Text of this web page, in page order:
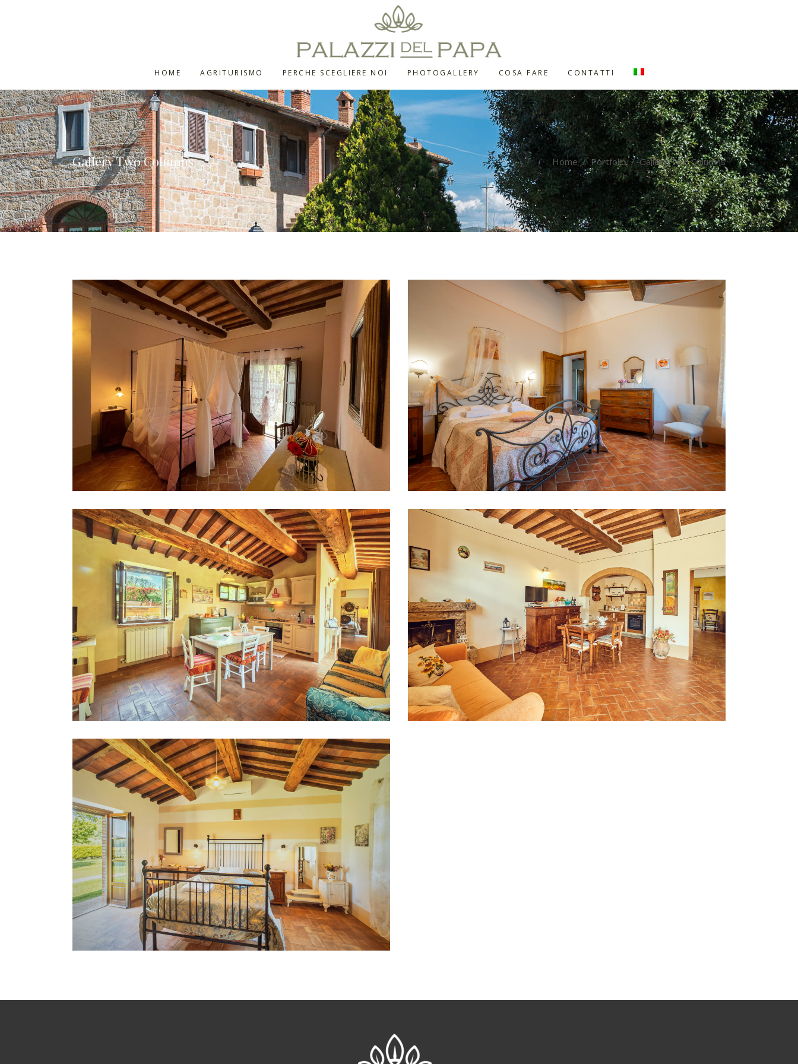
HOME AGRITURISMO PERCHE SCEGLIERE NOI PHOTOGALLERY COSA FARE CONTATTI
Gallery Two Columns Home/ Portfolio/Gallery Two Columns
Appartamento Pio II Appartamento Pio III
Appartamento Pio VI Appartamento Bellarmino
Camere La Canonica I e II